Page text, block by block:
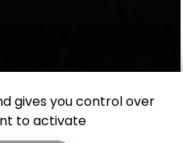
gives you control over
to activate